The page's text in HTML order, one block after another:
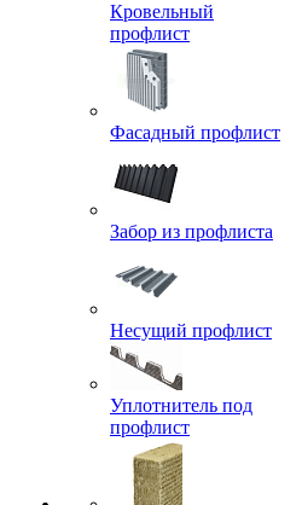
Кровельный
профлист
Фасадный профлист
Забор из профлиста
Несущий профлист
Уплотнитель под
профлист